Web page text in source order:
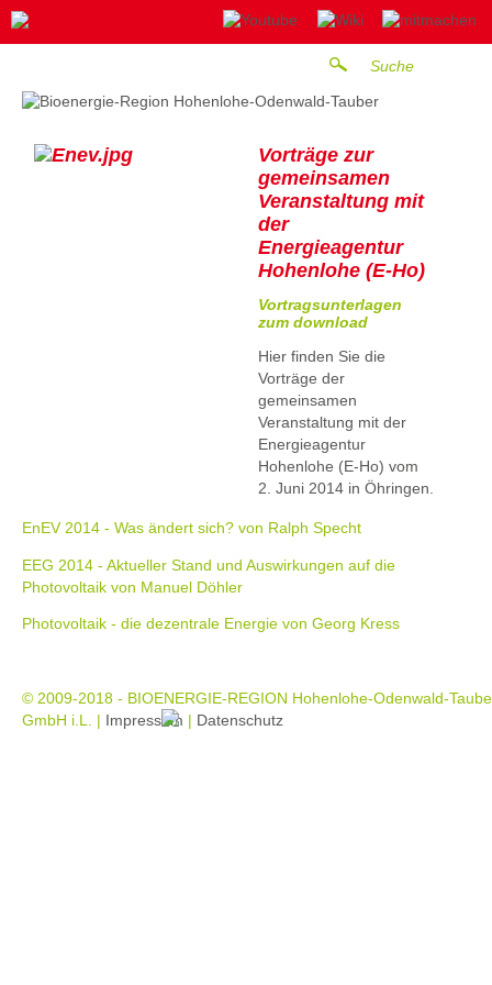
Vorträge zur
gemeinsamen
Veranstaltung mit
der
Energieagentur
Hohenlohe (E-Ho)
Vortragsunterlagen
zum download
Hier finden Sie die
Vorträge der
gemeinsamen
Veranstaltung mit der
Energieagentur
Hohenlohe (E-Ho) vom
2. Juni 2014 in Öhringen.
EnEV 2014 - Was ändert sich? von Ralph Specht
EEG 2014 - Aktueller Stand und Auswirkungen auf die
Photovoltaik von Manuel Döhler
Photovoltaik - die dezentrale Energie von Georg Kress
© 2009-2018 - BIOENERGIE-REGION Hohenlohe-Odenwald-
GmbH i.L. | Impressum | Datenschutz